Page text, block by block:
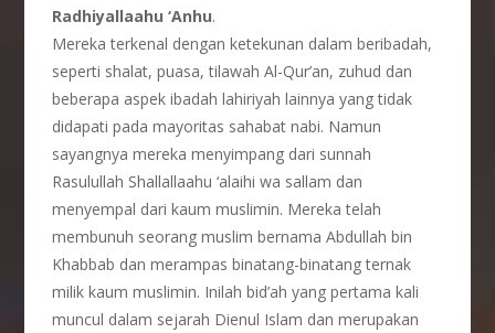
Radhiyallaahu ‘Anhu.
Mereka terkenal dengan ketekunan dalam beribadah,
seperti shalat, puasa, tilawah Al-Qur’an, zuhud dan
beberapa aspek ibadah lahiriyah lainnya yang tidak
didapati pada mayoritas sahabat nabi. Namun
sayangnya mereka menyimpang dari sunnah
Rasulullah Shallallaahu ‘alaihi wa sallam dan
menyempal dari kaum muslimin. Mereka telah
membunuh seorang muslim bernama Abdullah bin
Khabbab dan merampas binatang-binatang ternak
milik kaum muslimin. Inilah bid’ah yang pertama kali
muncul dalam sejarah Dienul Islam dan merupakan